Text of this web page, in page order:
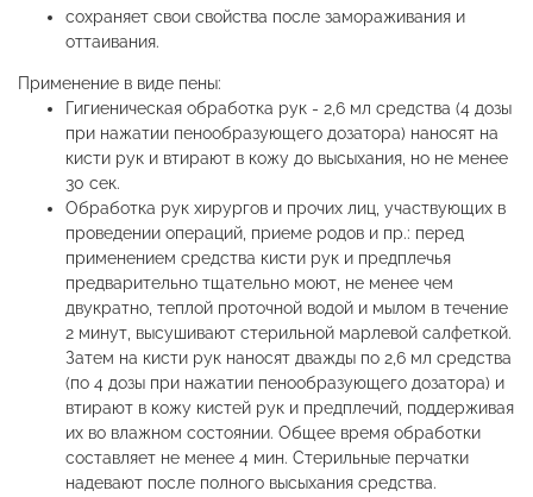
сохраняет свои свойства после замораживания и
оттаивания.
Применение в виде пены:
Гигиеническая обработка рук - 2,6 мл средства (4 дозы
при нажатии пенообразующего дозатора) наносят на
кисти рук и втирают в кожу до высыхания, но не менее
30 сек.
Обработка рук хирургов и прочих лиц, участвующих в
проведении операций, приеме родов и пр.: перед
применением средства кисти рук и предплечья
предварительно тщательно моют, не менее чем
двукратно, теплой проточной водой и мылом в течение
2 минут, высушивают стерильной марлевой салфеткой.
Затем на кисти рук наносят дважды по 2,6 мл средства
(по 4 дозы при нажатии пенообразующего дозатора) и
втирают в кожу кистей рук и предплечий, поддерживая
их во влажном состоянии. Общее время обработки
составляет не менее 4 мин. Стерильные перчатки
надевают после полного высыхания средства.